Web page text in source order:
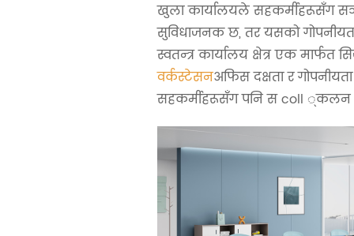
खुला कार्यालयले सहकर्मीहरूसँग
सुविधाजनक छ, तर यसको
स्वतन्त्र कार्यालय क्षेत्र एक मार्फत
वर्कस्टेसनअफिस दक्षता र
सहकर्मीहरूसँग पनि स coll ्कलन